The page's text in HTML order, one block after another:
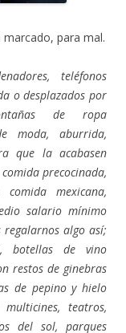
para mal.
teléfonos
o desplazados por
de ropa
moda, aburrida,
que la acabasen
precocinada,
mexicana,
salario mínimo
algo así;
botellas de vino
restos de ginebras
de pepino y hielo
teatros,
del sol, parques